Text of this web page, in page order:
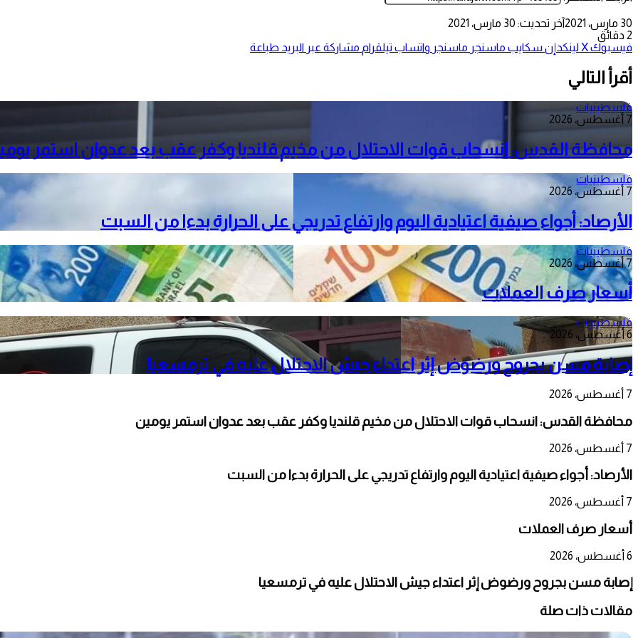
30 مارس، 2021
آخر تحديث: 30 مارس، 2021
2 دقائق
فيسبوك‫Xلينكدإن سكايب ماسنجر ماسنجر واتساب تيلقرام مشاركة عبر البريد طباعة
أقرأ التالي
فلسطينيات
7 أغسطس، 2026
محافظة القدس: انسحاب قوات الاحتلال من مخيم قلنديا وكفر عقب بعد عدوان استمر
فلسطينيات
7 أغسطس، 2026
الأرصاد: أجواء صيفية اعتيادية اليوم وارتفاع تدريجي على الحرارة بدءا من السبت
فلسطينيات
7 أغسطس، 2026
أسعار صرف العملات
فلسطينيات
6 أغسطس، 2026
إصابة مسن بجروح ورضوض إثر اعتداء جيش الاحتلال عليه في ترمسعيا
7 أغسطس، 2026
محافظة القدس: انسحاب قوات الاحتلال من مخيم قلنديا وكفر عقب بعد عدوان استمر يومين
7 أغسطس، 2026
الأرصاد: أجواء صيفية اعتيادية اليوم وارتفاع تدريجي على الحرارة بدءا من السبت
7 أغسطس، 2026
أسعار صرف العملات
6 أغسطس، 2026
إصابة مسن بجروح ورضوض إثر اعتداء جيش الاحتلال عليه في ترمسعيا
مقالات ذات صلة